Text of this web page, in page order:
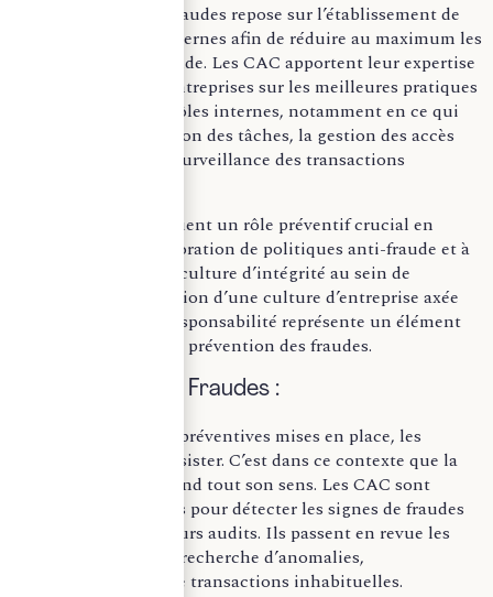
La prévention des fraudes repose sur l’établissement de
solides contrôles internes afin de réduire au maximum les
opportunités de fraude. Les CAC apportent leur expertise
en conseillant les entreprises sur les meilleures pratiques
en matière de contrôles internes, notamment en ce qui
concerne la séparation des tâches, la gestion des accès
aux systèmes, et la surveillance des transactions
De plus, les CAC jouent un rôle préventif crucial en
contribuant à l’élaboration de politiques anti-fraude et à
la promotion d’une culture d’intégrité au sein de
l’entreprise. La création d’une culture d’entreprise axée
sur l’éthique et la responsabilité représente un élément
fondamental dans la prévention des fraudes.
2.Détection des Fraudes :
Malgré les mesures préventives mises en place, les
fraudes peuvent persister. C’est dans ce contexte que la
mission du CAC prend tout son sens. Les CAC sont
spécialement formés pour détecter les signes de fraudes
potentiels lors de leurs audits. Ils passent en revue les
états financiers à la recherche d’anomalies,
d’incohérences et de transactions inhabituelles.